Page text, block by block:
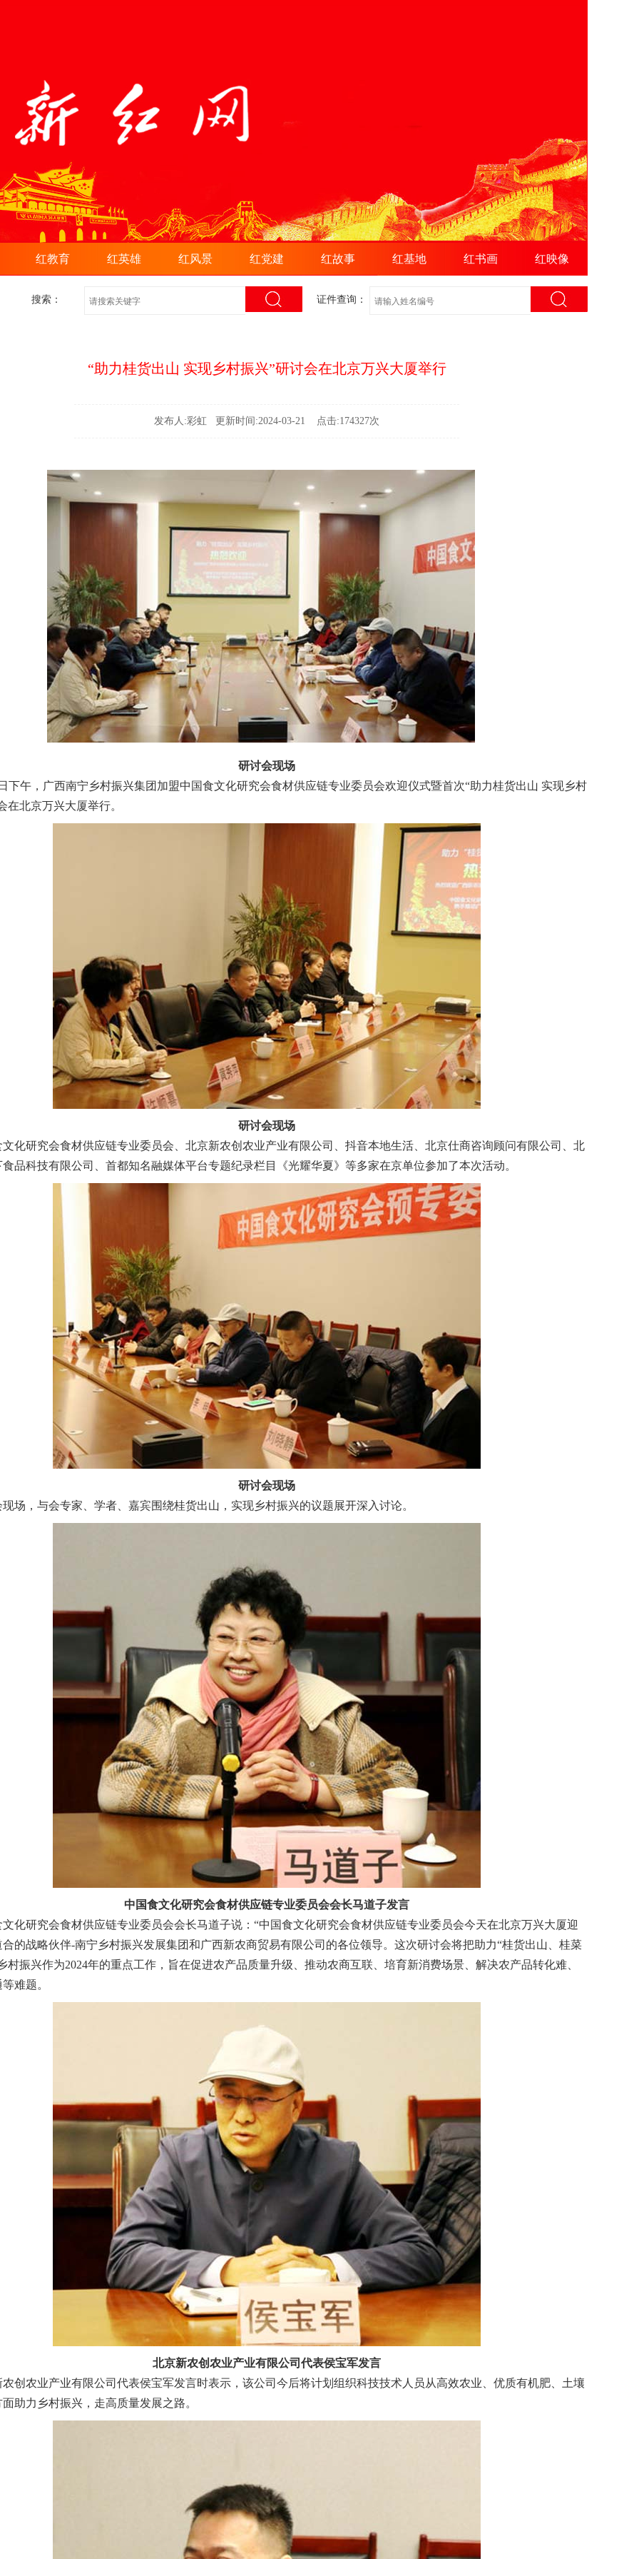
红教育 红英雄 红风景 红党建 红故事 红基地 红书画 红映像
证件查询：
搜索：
“助力桂货出山 实现乡村振兴”研讨会在北京万兴大厦举行
发布人:彩虹 更新时间:2024-03-21 点击:174327次
研讨会现场
，广西南宁乡村振兴集团加盟中国食文化研究会食材供应链专业委员会欢迎仪式暨首次“助力桂货出山 实现乡村
在北京万兴大厦举行。
研讨会现场
研究会食材供应链专业委员会、北京新农创农业产业有限公司、抖音本地生活、北京仕商咨询顾问有限公司、北
品科技有限公司、首都知名融媒体平台专题纪录栏目《光耀华夏》等多家在京单位参加了本次活动。
研讨会现场
，与会专家、学者、嘉宾围绕桂货出山，实现乡村振兴的议题展开深入讨论。
中国食文化研究会食材供应链专业委员会会长马道子发言
研究会食材供应链专业委员会会长马道子说：“中国食文化研究会食材供应链专业委员会今天在北京万兴大厦迎
的战略伙伴-南宁乡村振兴发展集团和广西新农商贸易有限公司的各位领导。这次研讨会将把助力“桂货出山、桂菜
村振兴作为2024年的重点工作，旨在促进农产品质量升级、推动农商互联、培育新消费场景、解决农产品转化难、
难题。
北京新农创农业产业有限公司代表侯宝军发言
农业产业有限公司代表侯宝军发言时表示，该公司今后将计划组织科技技术人员从高效农业、优质有机肥、土壤
助力乡村振兴，走高质量发展之路。